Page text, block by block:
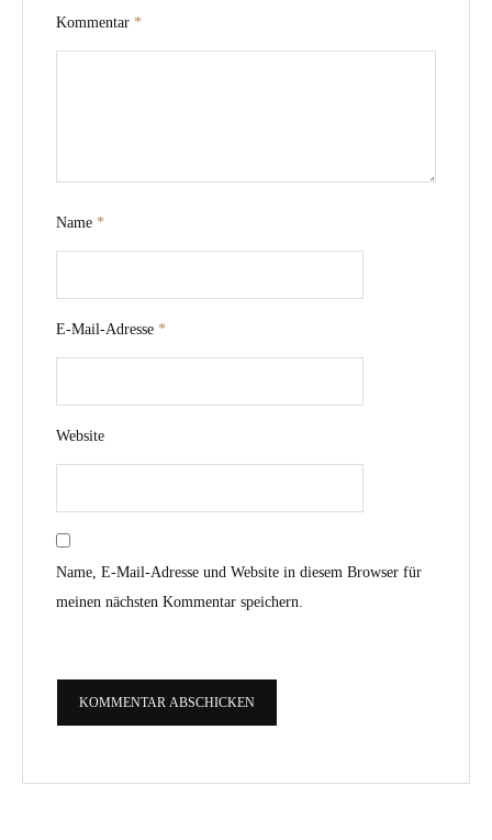
Kommentar *
Name *
E-Mail-Adresse *
Website
Name, E-Mail-Adresse und Website in diesem Browser für
meinen nächsten Kommentar speichern.